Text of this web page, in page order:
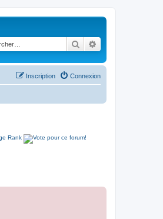
Rechercher
Connexion
Inscription